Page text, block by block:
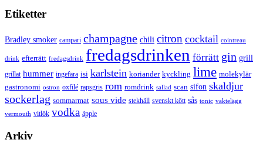
Etiketter
Bradley smoker campari champagne chili citron cocktail cointreau
drink efterrätt fredagsdrink fredagsdrinken förrätt gin grill
grillat hummer ingefära isi karlstein koriander kyckling lime molekylär
gastronomi ostron oxfilé rapsgris rom romdrink sallad scan sifon skaldjur
sockerlag sommarmat sous vide stekhäll svenskt kött sås tonic vaktelägg
vermouth vitlök vodka äpple
Arkiv